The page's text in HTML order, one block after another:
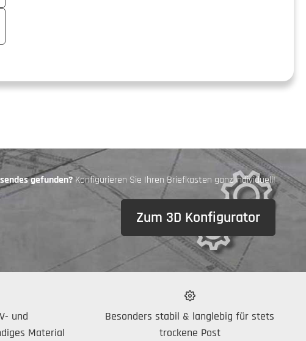
gefunden?Konfigurieren Sie Ihren Briefkasten ganz individuell!
Zum 3D Konfigurator
und
Material
Besonders stabil & langlebig für stets
trockene Post